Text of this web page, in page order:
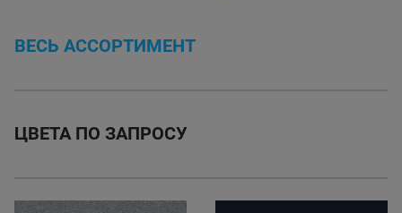
ВЕСЬ АССОРТИМЕНТ
ЦВЕТА ПО ЗАПРОСУ